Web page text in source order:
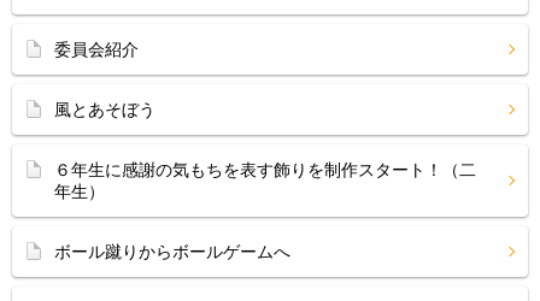
委員会紹介
風とあそぼう
６年生に感謝の気もちを表す飾りを制作スタート！（二
年生）
ボール蹴りからボールゲームへ